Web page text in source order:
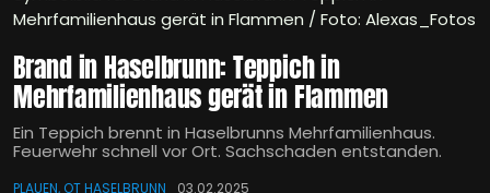
Mehrfamilienhaus gerät in Flammen / Foto: Alexas_Fotos
Brand in Haselbrunn: Teppich in
Mehrfamilienhaus gerät in Flammen
Ein Teppich brennt in Haselbrunns Mehrfamilienhaus.
Feuerwehr schnell vor Ort. Sachschaden entstanden.
PLAUEN, OT HASELBRUNN 03.02.2025